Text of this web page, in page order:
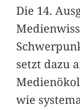
Die 14.
setzt dazu
wie